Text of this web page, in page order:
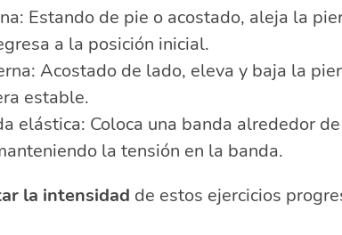
Estando de pie o acostado, aleja la
a la posición inicial.
Acostado de lado, eleva y baja la
estable.
elástica: Coloca una banda alrededor
la tensión en la banda.
la intensidad de estos ejercicios